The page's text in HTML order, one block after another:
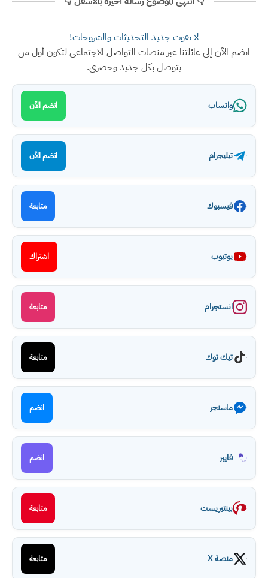
لا تفوت جديد التحديثات والشروحات!
انضم الآن إلى عائلتنا عبر منصات التواصل الاجتماعي لتكون أول من
يتوصل بكل جديد وحصري.
واتساب انضم الآن
تيليجرام انضم الآن
فيسبوك متابعة
يوتيوب اشتراك
انستجرام متابعة
تيك توك متابعة
ماسنجر انضم
فايبر انضم
بينتيريست متابعة
منصة X متابعة